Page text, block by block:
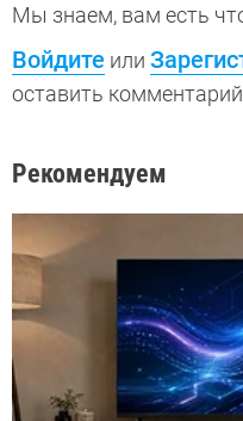
Мы знаем, вам есть
Войдите или
оставить комментарий
Рекомендуем